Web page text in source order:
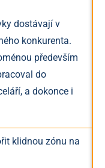
dostávají v
konkurenta.
především
do
a dokonce i
klidnou zónu na